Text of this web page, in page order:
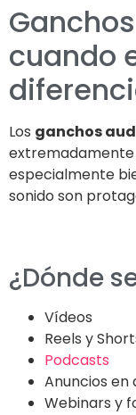
cuando
Los ganchos
extremadamente
especialmente
sonido son
¿Dónde
Vídeos
Reels y
Podcasts
Anuncios en
Webinars y